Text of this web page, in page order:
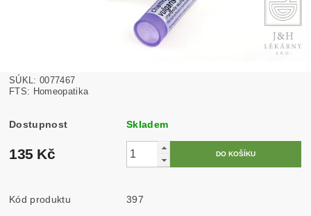
SÚKL: 0077467
FTS: Homeopatika
Dostupnost Skladem
135 Kč
Kód produktu 397